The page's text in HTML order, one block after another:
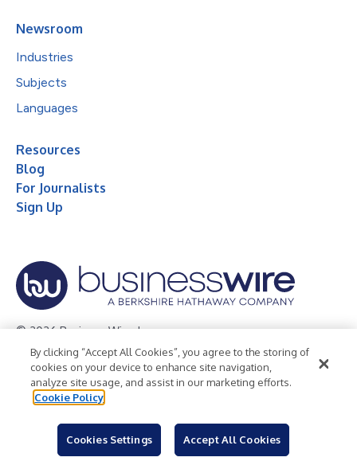
Newsroom
Industries
Subjects
Languages
Resources
Blog
For Journalists
Sign Up
© 2026 Business Wire, Inc.
Privacy Policy Cookie Policy
Accessibility Statement
Terms of Use
Legal
By clicking “Accept All Cookies”, you agree to the storing of
cookies on your device to enhance site navigation,
analyze site usage, and assist in our marketing efforts.
Cookie Policy
Cookies Settings Accept All Cookies